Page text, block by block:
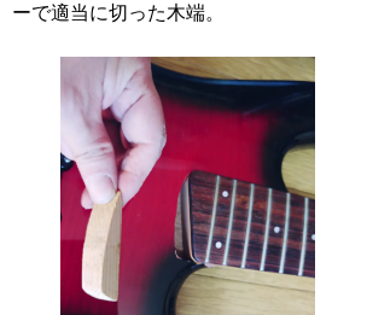
ーで適当に切った木端。